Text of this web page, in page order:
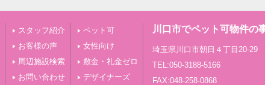
スタッフ紹介
お客様の声
周辺施設検索
お問い合わせ
ペット可
女性向け
敷金・礼金ゼロ
デザイナーズ
川口市でペット可物件の
埼玉県川口市朝日４丁目20-29
TEL:050-3188-5166
FAX:048-258-0868